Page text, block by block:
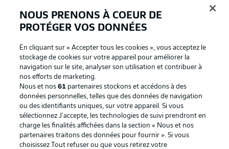
La publicité Conditions d’utilisation des
NOUS PRENONS À COEUR DE
PROTÉGER VOS DONNÉES
En cliquant sur « Accepter tous les cookies », vous acceptez le
stockage de cookies sur votre appareil pour améliorer la
navigation sur le site, analyser son utilisation et contribuer à
nos efforts de marketing.
Nous et nos61 partenaires stockons et accédons à des
données personnelles, telles que des données de navigation
ou des identifiants uniques, sur votre appareil. Si vous
sélectionnez J'accepte, les technologies de suivi prendront en
charge les finalités affichées dans la section « Nous et nos
partenaires traitons des données pour fournir ». Si vous
choisissez Tout refuser ou que vous retirez votre